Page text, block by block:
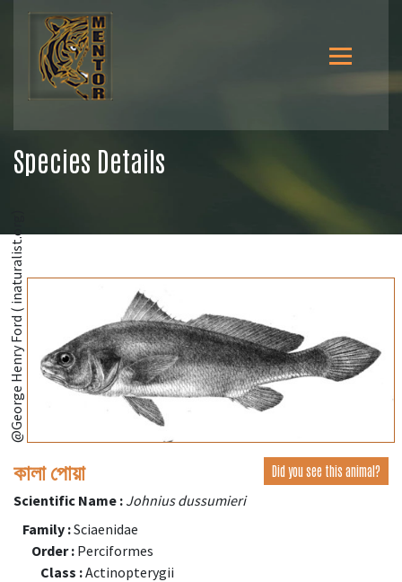
Species Details
@George Henry Ford ( inaturalist.org)
কালা পোয়া Did you see this animal?
Scientific Name : Johnius dussumieri
Family :Sciaenidae
Order : Perciformes
Class :Actinopterygii